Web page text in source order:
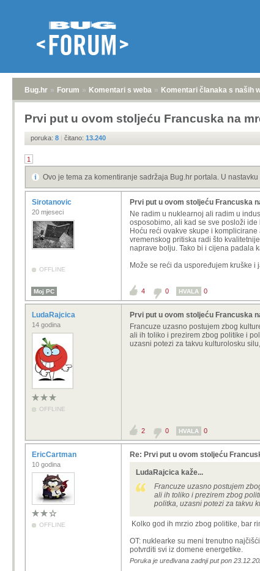
Bug.hr » Forum » Komentari s weba » Komentari članaka s naših
Prvi put u ovom stoljeću Francuska na
poruka: 8 | čitano: 13.240
1
Ovo je tema za komentiranje sadržaja Bug.hr portala. U
Sirotanovic
20 mjeseci
OFFLINE
Prvi put u ovom stoljeću Francuska
Ne radim u nuklearnoj ali radim u
osposobimo, ali kad se sve posloži
Hoću reći ovakve skupe i
vremenskog pritiska radi što
naprave bolju. Tako bi i cijena padala
Može se reći da uspoređujem kruške
Moj PC 4 0 HVALA 0
LudaRajcica
14 godina
OFFLINE
Prvi put u ovom stoljeću Francuska
Francuze uzasno postujem zbog
ali ih toliko i prezirem zbog politike i
uzasni potezi za takvu kulturolosku
2 0 HVALA 0
EricCartman
10 godina
OFFLINE
Re: Prvi put u ovom stoljeću
LudaRajcica kaže...
Francuze uzasno postujem
ali ih toliko i prezirem zbog
politka, uzasni potezi za takvu
Kolko god ih mrzio zbog politike, bar
OT: nuklearke su meni trenutno
potvrditi svi iz domene energetike.
Poruka je uređivana zadnji put pon